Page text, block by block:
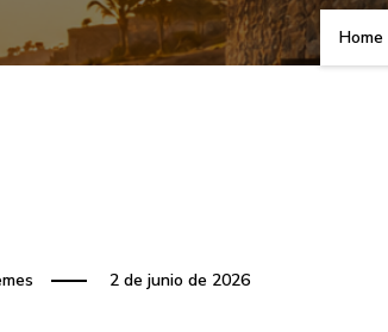
Home
2 de junio de 2026